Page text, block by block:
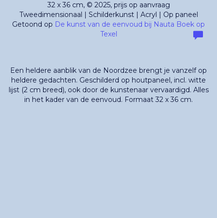
32 x 36 cm, © 2025, prijs op aanvraag
Tweedimensionaal | Schilderkunst | Acryl | Op paneel
Getoond op De kunst van de eenvoud bij Nauta Boek op
Texel
Een heldere aanblik van de Noordzee brengt je vanzelf op
heldere gedachten. Geschilderd op houtpaneel, incl. witte
lijst (2 cm breed), ook door de kunstenaar vervaardigd. Alles
in het kader van de eenvoud. Formaat 32 x 36 cm.